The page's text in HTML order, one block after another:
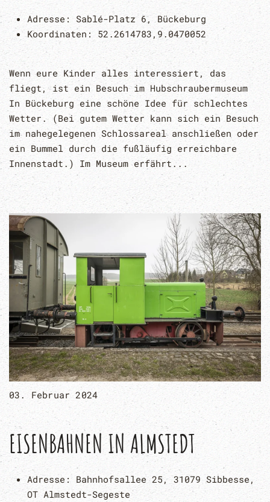
Adresse: Sablé-Platz 6, Bückeburg
Koordinaten: 52.2614783,9.0470052
Wenn eure Kinder alles interessiert, das
fliegt, ist ein Besuch im Hubschraubermuseum
In Bückeburg eine schöne Idee für schlechtes
Wetter. (Bei gutem Wetter kann sich ein Besuch
im nahegelegenen Schlossareal anschließen oder
ein Bummel durch die fußläufig erreichbare
Innenstadt.) Im Museum erfährt...
03. Februar 2024
EISENBAHNEN IN ALMSTEDT
Adresse: Bahnhofsallee 25, 31079 Sibbesse,
OT Almstedt-Segeste